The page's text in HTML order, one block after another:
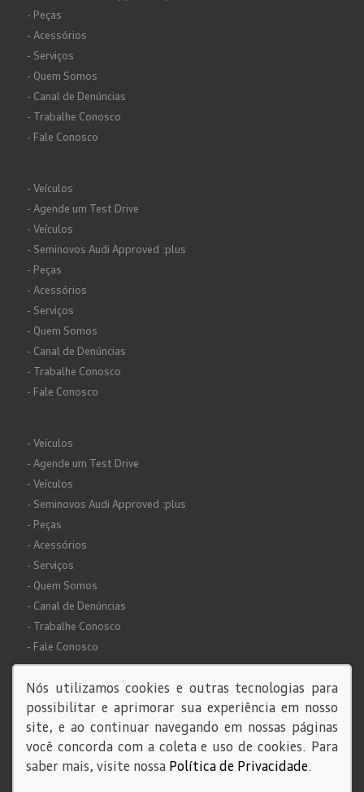
- Peças
- Acessórios
- Serviços
- Quem Somos
- Canal de Denúncias
- Trabalhe Conosco
- Fale Conosco
- Veículos
- Agende um Test Drive
- Veículos
- Seminovos Audi Approved :plus
- Peças
- Acessórios
- Serviços
- Quem Somos
- Canal de Denúncias
- Trabalhe Conosco
- Fale Conosco
- Veículos
- Agende um Test Drive
- Veículos
- Seminovos Audi Approved :plus
- Peças
- Acessórios
- Serviços
- Quem Somos
- Canal de Denúncias
- Trabalhe Conosco
- Fale Conosco
© Copyright 2026
Nós utilizamos cookies e outras tecnologias para
possibilitar e aprimorar sua experiência em nosso
site, e ao continuar navegando em nossas páginas
você concorda com a coleta e uso de cookies. Para
saber mais, visite nossa Política de Privacidade.